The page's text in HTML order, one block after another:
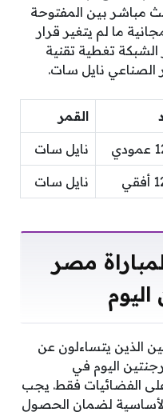
بث مباشر بين المفتوحة
ما لم يتغير قرار
الشبكة تغطية تقنية
الصناعي نايل سات.
القمر
نايل سات
نايل سات
مصر
اليوم
الذين يتساءلون عن
اليوم في
على الفضائيات فقط. يجب
الأساسية لضمان الحصول